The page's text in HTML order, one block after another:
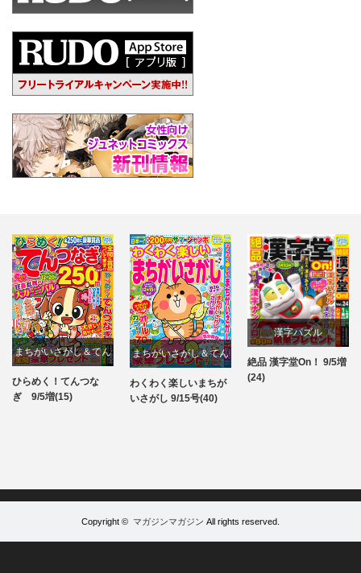
まちがいさがし＆てん
つなぎ
パズル
ひらめく！てんつな
ぎ 9/5増(15)
まちがいさがし＆てん
つなぎ
パズル
わくわく楽しいまちが
いさがし 9/15号(40)
漢字パズル
パズル
絶品 漢字堂On！ 9/5増
(24)
Copyright © マガジンマガジン All rights reserved.